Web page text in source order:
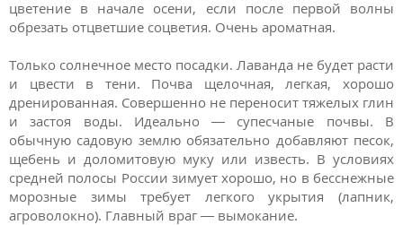
цветение в начале осени, если после первой волны
обрезать отцветшие соцветия. Очень ароматная.
Только солнечное место посадки. Лаванда не будет расти
и цвести в тени. Почва щелочная, легкая, хорошо
дренированная. Совершенно не переносит тяжелых глин
и застоя воды. Идеально — супесчаные почвы. В
обычную садовую землю обязательно добавляют песок,
щебень и доломитовую муку или известь. В условиях
средней полосы России зимует хорошо, но в бесснежные
морозные зимы требует легкого укрытия (лапник,
агроволокно). Главный враг — вымокание.